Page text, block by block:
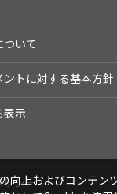
いて
トに対する基本方針
表示
リシー
向上およびコンテン